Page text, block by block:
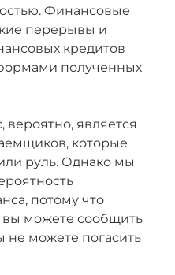
Финансовые
перерывы и
кредитов
полученных
является
которые
руль. Однако мы
потому что
вы можете сообщить
не можете погасить